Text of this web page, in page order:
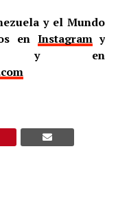
y el Mundo
en Instagramy
en